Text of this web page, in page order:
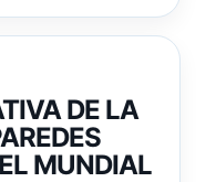
DE LA
MUNDIAL